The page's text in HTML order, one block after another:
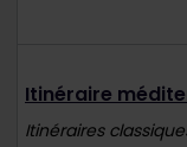
Itinéraire
Itinéraires